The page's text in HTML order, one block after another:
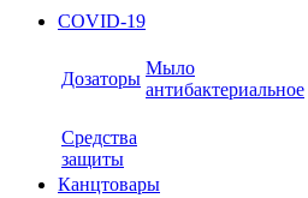
COVID-19
Дозаторы
Мыло
антибактериальное
Средства
защиты
Канцтовары